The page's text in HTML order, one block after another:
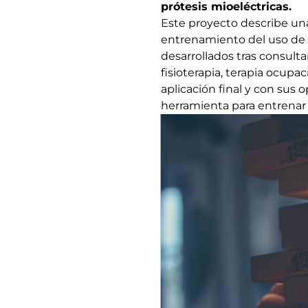
prótesis mioeléctricas.
Este proyecto describe
entrenamiento del uso de
desarrollados tras
fisioterapia, terapia
aplicación final y con sus
herramienta para entrenar